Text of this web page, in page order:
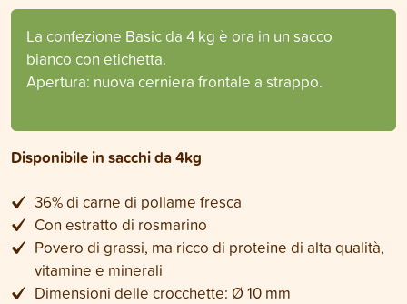
La confezione Basic da 4 kg è ora in un sacco
bianco con etichetta.
Apertura: nuova cerniera frontale a strappo.
Disponibile in sacchi da 4kg
36% di carne di pollame fresca
Con estratto di rosmarino
Povero di grassi, ma ricco di proteine di alta qualità,
vitamine e minerali
Dimensioni delle crocchette: Ø 10 mm